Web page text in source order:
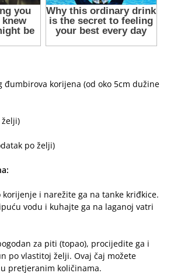
đumbirova korijena (od oko 5cm dužine
po želji)
i narežite ga na tanke kriđkice.
vodu i kuhajte ga na laganoj vatri
za piti (topao), procijedite ga i
po vlastitoj želji. Ovaj čaj možete
pretjeranim količinama.